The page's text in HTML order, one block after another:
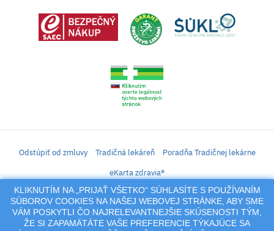
KLIKNUTÍM NA „PRIJAŤ VŠETKO“ SÚHLASÍTE S POUŽÍVANÍM
SÚBOROV COOKIES NA NAŠEJ WEBOVEJ STRÁNKE, ABY SME
VÁM POSKYTLI ČO NAJRELEVANTNEJŠIE SKÚSENOSTI TÝM,
ŽE SI ZAPAMÄTÁTE VAŠE PREFERENCIE TÝKAJÚCE SA
Odstúpiť od zmluvy Tradičná lekáreň
Poradňa Tradičnej lekárne
eKarta zdravia®
iLekáreň – Zásielkový predaj liekov, vitamínov, výživových doplnkov, prípravkov s
liečivým účinkom a kozmetiky. Elektronické zaslanie receptu.
Na tento portál sa vzťahujú autorské práva a akákoľvek jeho reprodukcia
(používanie, kopírovanie, šírenie a pod.),